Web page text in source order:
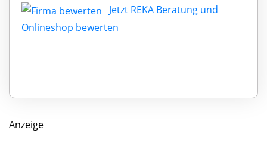
Jetzt REKA Beratung und
Onlineshop bewerten
Anzeige